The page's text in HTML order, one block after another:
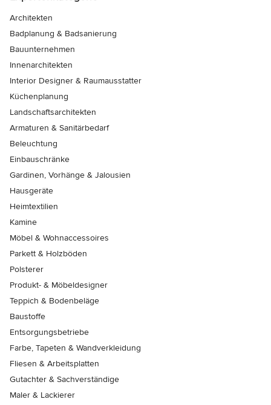
Architekten
Badplanung & Badsanierung
Bauunternehmen
Innenarchitekten
Interior Designer & Raumausstatter
Küchenplanung
Landschaftsarchitekten
Armaturen & Sanitärbedarf
Beleuchtung
Einbauschränke
Gardinen, Vorhänge & Jalousien
Hausgeräte
Heimtextilien
Kamine
Möbel & Wohnaccessoires
Parkett & Holzböden
Polsterer
Produkt- & Möbeldesigner
Teppich & Bodenbeläge
Baustoffe
Entsorgungsbetriebe
Farbe, Tapeten & Wandverkleidung
Fliesen & Arbeitsplatten
Gutachter & Sachverständige
Maler & Lackierer